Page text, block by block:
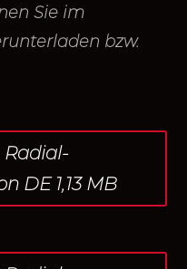
Sie im
bzw.
DE 1,13 MB